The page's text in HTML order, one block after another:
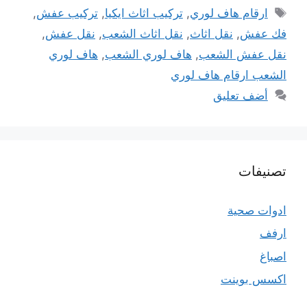
الوسوم
ارقام هاف لوري,تركيب اثاث ايكيا,تركيب عفش,
فك عفش, نقل اثاث, نقل اثاث الشعب, نقل عفش,
نقل عفش الشعب, هاف لوري الشعب, هاف لوري
الشعب ارقام هاف لوري
أضف تعليق
تصنيفات
ادوات صحية
ارفف
اصباغ
اكسس بوينت